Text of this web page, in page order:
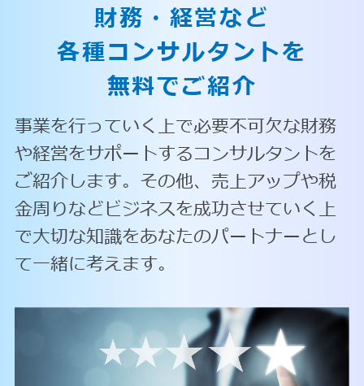
財務・経営など
各種コンサルタントを
無料でご紹介
事業を行っていく上で必要不可欠な財務
や経営をサポートするコンサルタントを
ご紹介します。その他、売上アップや税
金周りなどビジネスを成功させていく上
で大切な知識をあなたのパートナーとし
て一緒に考えます。